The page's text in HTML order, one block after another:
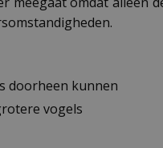
doorheen kunnen
vogels